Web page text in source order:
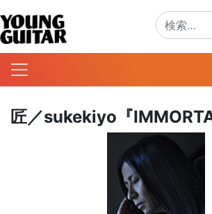
匠／sukekiyo『